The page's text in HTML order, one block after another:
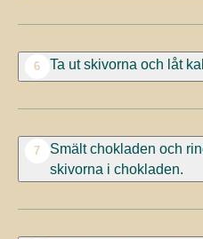
6 Ta ut skivorna och låt
7
Smält chokladen och
skivorna i chokladen.